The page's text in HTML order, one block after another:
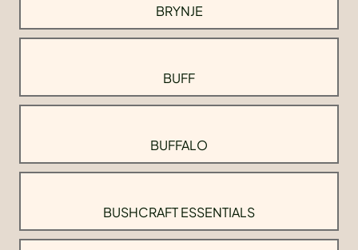
BRYNJE
BUFF
BUFFALO
BUSHCRAFT ESSENTIALS